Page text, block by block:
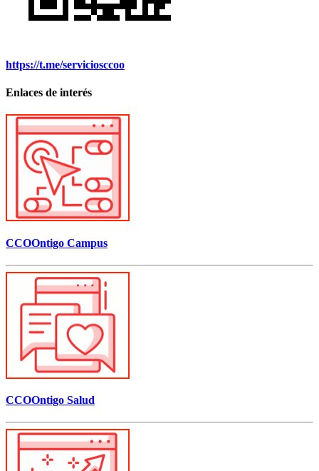
https://t.me/serviciosccoo
Enlaces de interés
CCOOntigo Campus
CCOOntigo Salud